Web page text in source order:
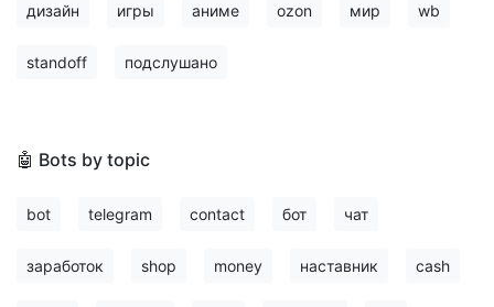
дизайн игры аниме ozon мир wb
standoff подслушано
🤖 Bots by topic
bot telegram contact бот чат
заработок shop money наставник cash